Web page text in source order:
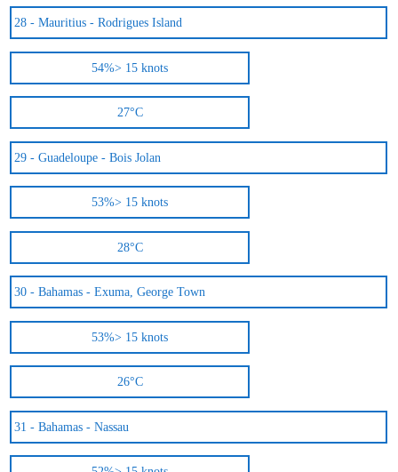
28 -Mauritius - Rodrigues Island
54%> 15 knots
27°C
29 -Guadeloupe - Bois Jolan
53%> 15 knots
28°C
30 -Bahamas - Exuma, George Town
53%> 15 knots
26°C
31 -Bahamas - Nassau